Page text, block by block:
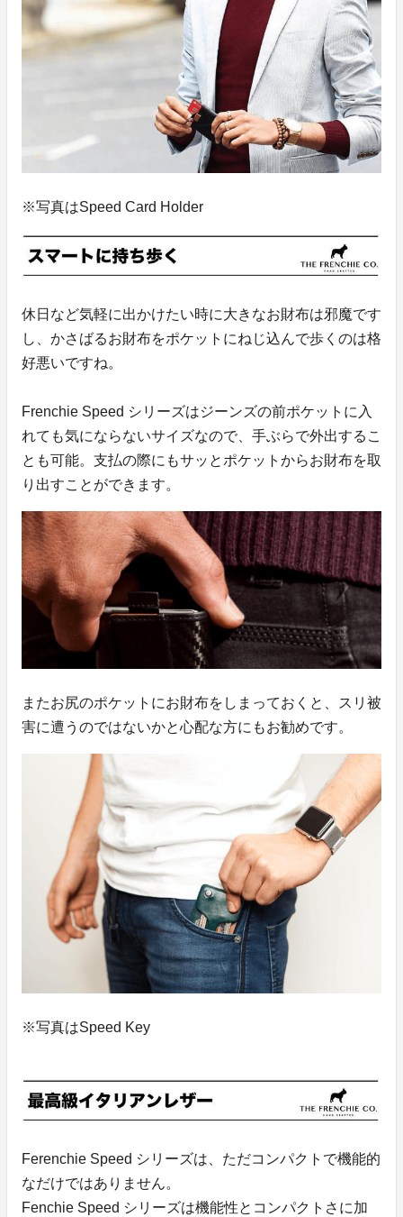
※写真はSpeed Card Holder
休日など気軽に出かけたい時に大きなお財布は邪魔です
し、かさばるお財布をポケットにねじ込んで歩くのは格
好悪いですね。
Frenchie Speed シリーズはジーンズの前ポケットに入
れても気にならないサイズなので、手ぶらで外出するこ
とも可能。支払の際にもサッとポケットからお財布を取
り出すことができます。
またお尻のポケットにお財布をしまっておくと、スリ被
害に遭うのではないかと心配な方にもお勧めです。
※写真はSpeed Key
Ferenchie Speed シリーズは、ただコンパクトで機能的
なだけではありません。
Fenchie Speed シリーズは機能性とコンパクトさに加